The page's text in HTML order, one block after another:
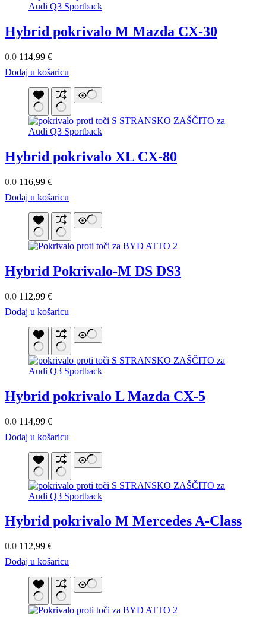
Hybrid pokrivalo M Mazda CX-30
0.0 114,99 €
Dodaj u košaricu
Hybrid pokrivalo XL CX-80
0.0 116,99 €
Dodaj u košaricu
Hybrid Pokrivalo-M DS DS3
0.0 112,99 €
Dodaj u košaricu
Hybrid pokrivalo L Mazda CX-5
0.0 114,99 €
Dodaj u košaricu
Hybrid pokrivalo M Mercedes A-Class
0.0 112,99 €
Dodaj u košaricu